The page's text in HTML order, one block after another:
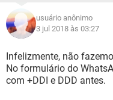
usuário anônimo
3 jul 2018 às 03:27
Infelizmente, não
No formulário do
com +DDI e DDD antes.